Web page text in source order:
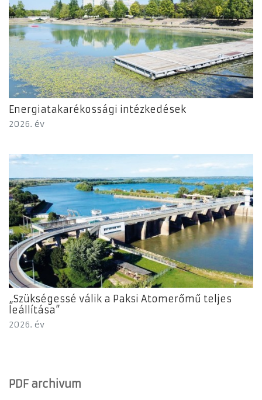
Energiatakarékossági intézkedések
2026. év
„Szükségessé válik a Paksi Atomerőmű teljes
leállítása”
2026. év
PDF archivum